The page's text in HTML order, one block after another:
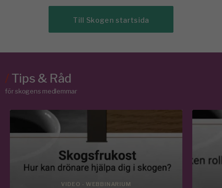
Till Skogen startsida
/Tips & Råd
för skogens medlemmar
VIDEO - WEBBINARIUM